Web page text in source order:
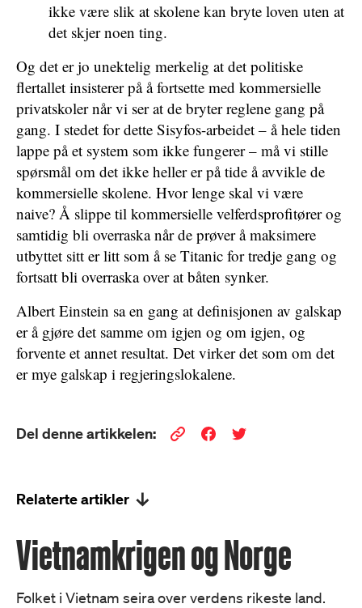
ikke være slik at skolene kan bryte loven uten at
det skjer noen ting.
Og det er jo unektelig merkelig at det politiske
flertallet insisterer på å fortsette med kommersielle
privatskoler når vi ser at de bryter reglene gang på
gang. I stedet for dette Sisyfos-arbeidet – å hele tiden
lappe på et system som ikke fungerer – må vi stille
spørsmål om det ikke heller er på tide å avvikle de
kommersielle skolene. Hvor lenge skal vi være
naive? Å slippe til kommersielle velferdsprofitører og
samtidig bli overraska når de prøver å maksimere
utbyttet sitt er litt som å se Titanic for tredje gang og
fortsatt bli overraska over at båten synker.
Albert Einstein sa en gang at definisjonen av galskap
er å gjøre det samme om igjen og om igjen, og
forvente et annet resultat. Det virker det som om det
er mye galskap i regjeringslokalene.
Del denne artikkelen:
Relaterte artikler
Vietnamkrigen og Norge
Folket i Vietnam seira over verdens rikeste land.